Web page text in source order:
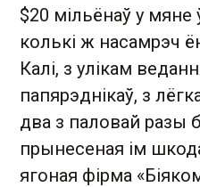
$20 мільёнаў у мяне
колькі ж насамрэч
Калі, з улікам
папярэднікаў, з
два з паловай разы
прынесеная ім
ягоная фірма